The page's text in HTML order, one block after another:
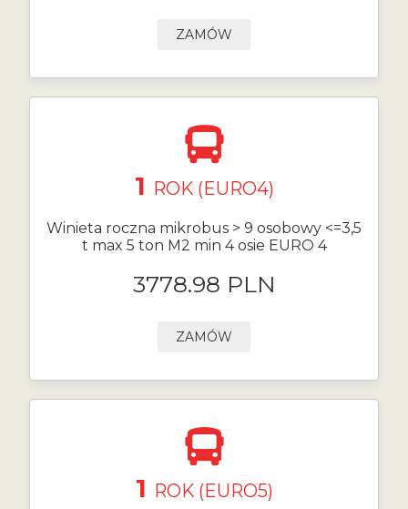
ZAMÓW
1 ROK (EURO4)
Winieta roczna mikrobus > 9 osobowy <=3,5
t max 5 ton M2 min 4 osie EURO 4
3778.98 PLN
ZAMÓW
1 ROK (EURO5)